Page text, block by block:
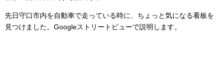
先日守口市内を自動車で走っている時に、ちょっと気になる看板を
見つけました。Googleストリートビューで説明します。